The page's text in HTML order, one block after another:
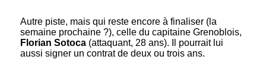
Autre piste, mais qui reste encore à finaliser (la
semaine prochaine ?), celle du capitaine Grenoblois,
Florian Sotoca (attaquant, 28 ans). Il pourrait lui
aussi signer un contrat de deux ou trois ans.